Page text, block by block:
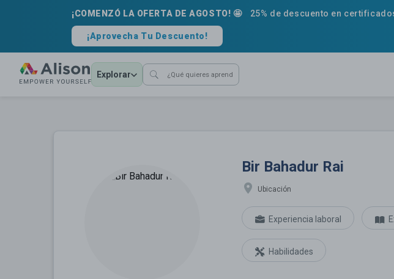
¡COMENZÓ LA OFERTA DE AGOSTO! 🤩 25% de descuento en
¡Aprovecha Tu Descuento!
Explorar
Bir Bahadur Rai
Ubicación
Experiencia laboral
Habilidades